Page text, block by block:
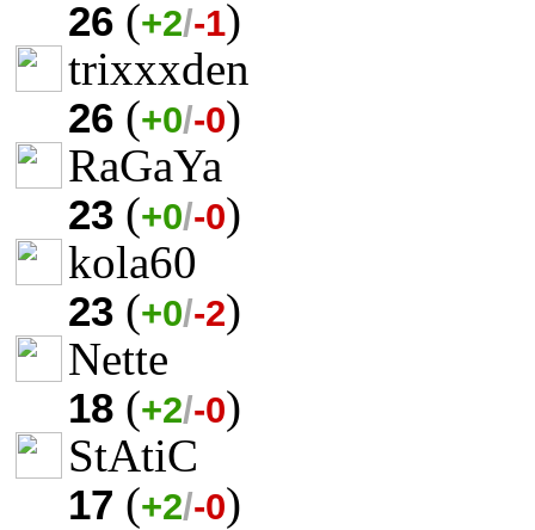
26 (+2/-1)
trixxxden
26 (+0/-0)
RaGaYa
23 (+0/-0)
kola60
23 (+0/-2)
Nette
18 (+2/-0)
StAtiC
17 (+2/-0)